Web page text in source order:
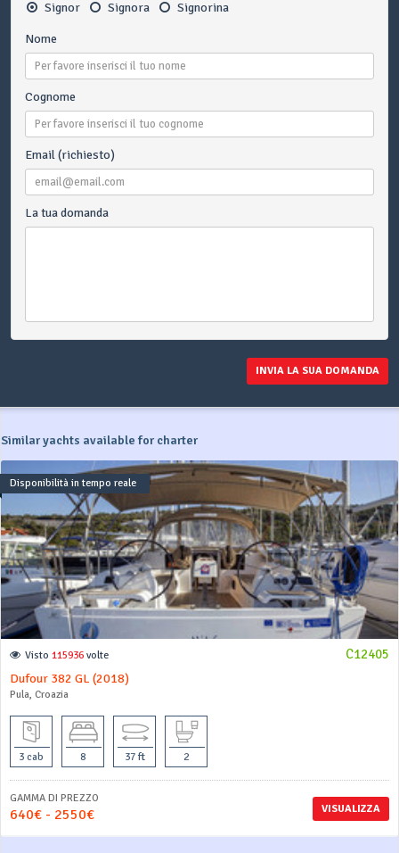
Signor Signora Signorina
Nome
Cognome
Email (richiesto)
La tua domanda
INVIA LA SUA DOMANDA
Similar yachts available for charter
Disponibilità in tempo reale
C12405
Visto 115936 volte
Dufour 382 GL (2018)
Pula, Croazia
3 cab 8 37 ft 2
VISUALIZZA
GAMMA DI PREZZO
640€ - 2550€